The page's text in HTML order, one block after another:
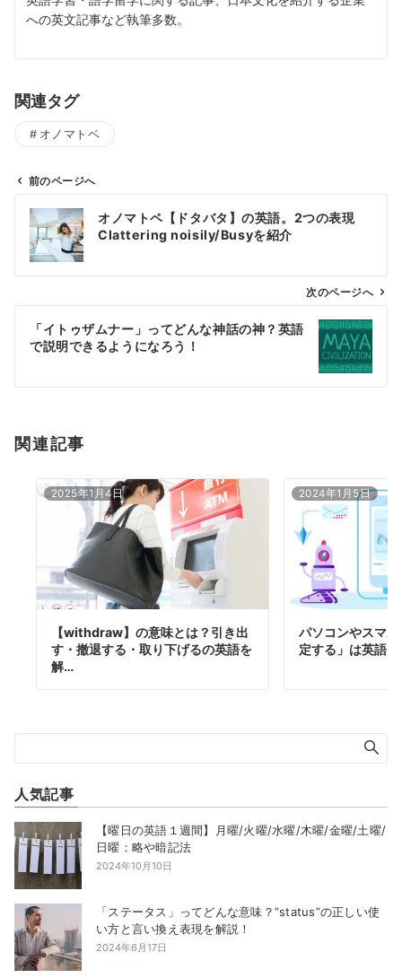
への英文記事など執筆多数。
関連タグ
オノマトベ
ン
前のページへ
オノマトペ【ドタバタ】の英語。2つの表現
Clattering noisily/Busyを紹介
次のページへ
「イトゥザムナー」ってどんな神話の神？英語
で説明できるようになろう！
関連記事
2025年1月4日
【withdraw】の意味とは？引き出
す・撤退する・取り下げるの英語を
解…
2024年1月5日
パソコンやスマ
定する」は英語
人気記事
【曜日の英語１週間】月曜/火曜/水曜/木曜/金曜/土曜/
日曜：略や暗記法
2024年10月10日
「ステータス」ってどんな意味？”status”の正しい使
い方と言い換え表現を解説！
2024年6月17日